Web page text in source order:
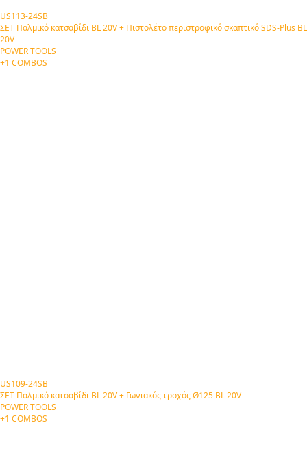
US113-24SB
ΣΕΤ Παλμικό κατσαβίδι BL 20V + Πιστολέτο περιστροφικό σκαπτικό SDS-Plus BL
20V
POWER TOOLS
+1 COMBOS
US109-24SB
ΣΕΤ Παλμικό κατσαβίδι BL 20V + Γωνιακός τροχός Ø125 BL 20V
POWER TOOLS
+1 COMBOS